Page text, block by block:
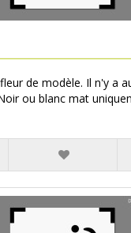
de modèle. Il n'y a
ou blanc mat